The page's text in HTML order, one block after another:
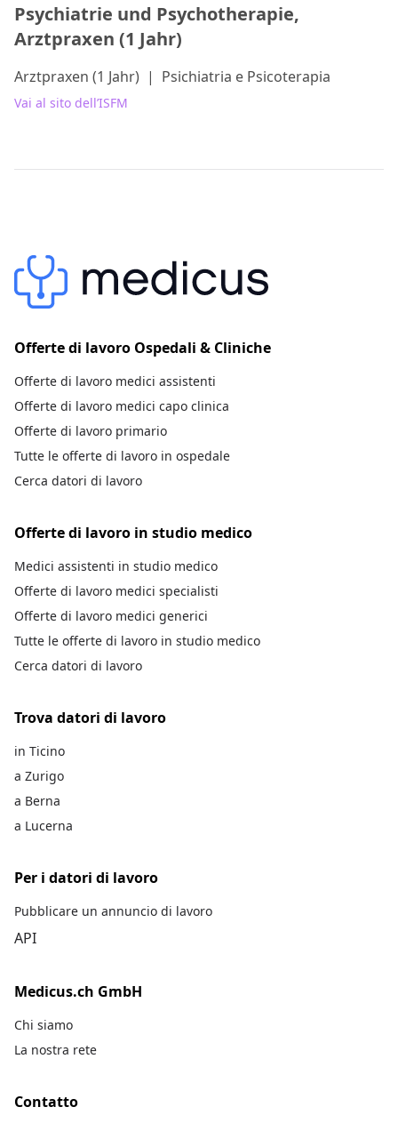
Psychiatrie und Psychotherapie,
Arztpraxen (1 Jahr)
Arztpraxen (1 Jahr) | Psichiatria e Psicoterapia
Vai al sito dell’ISFM
Offerte di lavoro Ospedali & Cliniche
Offerte di lavoro medici assistenti
Offerte di lavoro medici capo clinica
Offerte di lavoro primario
Tutte le offerte di lavoro in ospedale
Cerca datori di lavoro
Offerte di lavoro in studio medico
Medici assistenti in studio medico
Offerte di lavoro medici specialisti
Offerte di lavoro medici generici
Tutte le offerte di lavoro in studio medico
Cerca datori di lavoro
Trova datori di lavoro
in Ticino
a Zurigo
a Berna
a Lucerna
Per i datori di lavoro
Pubblicare un annuncio di lavoro
API
Medicus.ch GmbH
Chi siamo
La nostra rete
Contatto